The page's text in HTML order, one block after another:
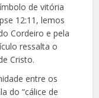
de vitória
12:11, lemos
Cordeiro e pela
ressalta o
Cristo.
entre os
do “cálice de